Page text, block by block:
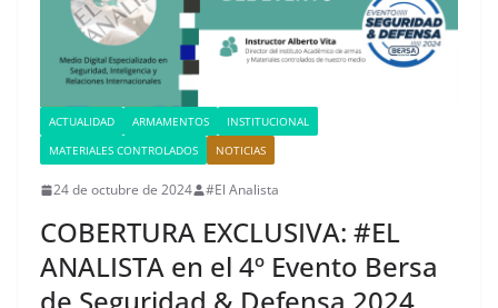
ACTUALIDAD ARMAMENTOS
INSTITUCIONAL
MATERIALES CONTROLADOS
NOTICIAS
24 de octubre de 2024 #El Analista
COBERTURA EXCLUSIVA: #EL
ANALISTA en el 4º Evento Bersa